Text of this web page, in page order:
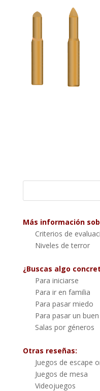
Más información
Criterios de
Niveles de terror
¿Buscas algo
Para iniciarse
Para ir en familia
Para pasar miedo
Para pasar un
Salas por géneros
Otras reseñas:
Juegos de escape
Juegos de mesa
Videojuegos